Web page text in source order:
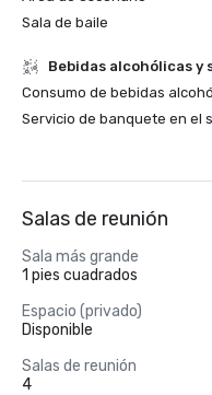
Sala de baile
Bebidas alcohólicas y
Consumo de bebidas
Servicio de banquete en el
Salas de reunión
Sala más grande
1 pies cuadrados
Espacio (privado)
Disponible
Salas de reunión
4